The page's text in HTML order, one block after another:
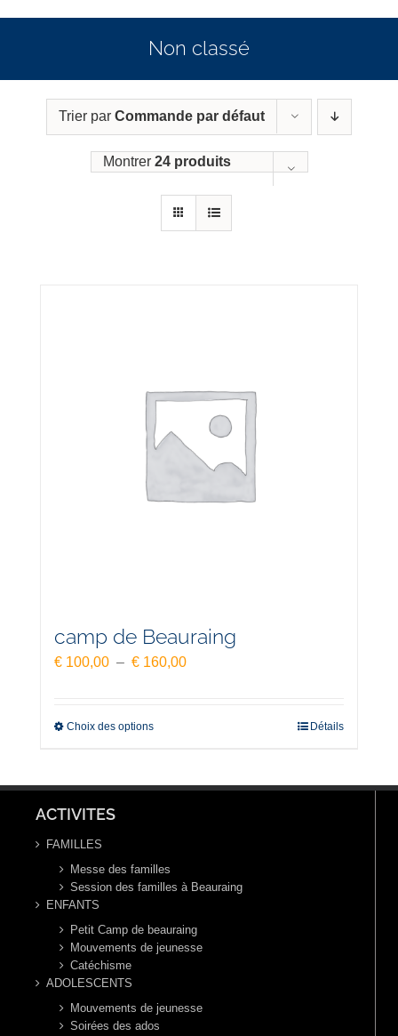
Non classé
Trier par Commande par défaut
Montrer 24 produits
camp de Beauraing
€ 100,00 – € 160,00Plage
Choix des options Détails
ACTIVITES
FAMILLES
Messe des familles
Session des familles à Beauraing
ENFANTS
Petit Camp de beauraing
Mouvements de jeunesse
Catéchisme
ADOLESCENTS
Mouvements de jeunesse
Soirées des ados